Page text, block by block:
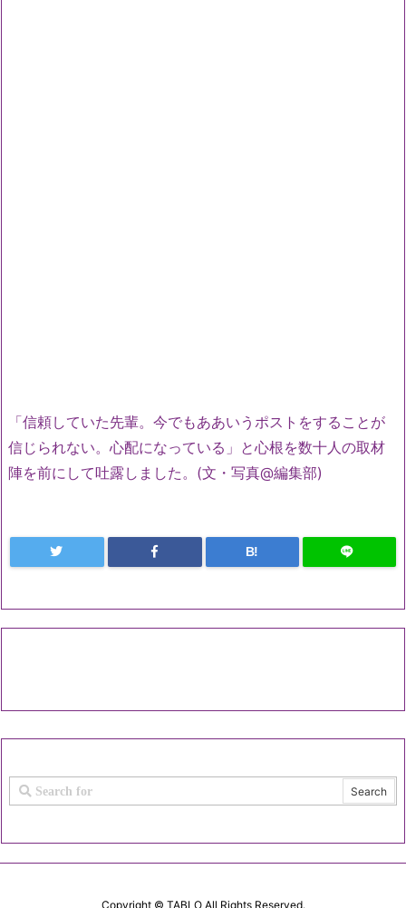
「信頼していた先輩。今でもああいうポストをすることが
信じられない。心配になっている」と心根を数十人の取材
陣を前にして吐露しました。(文・写真@編集部)
B!
Copyright © TABLOAll Rights Reserved.